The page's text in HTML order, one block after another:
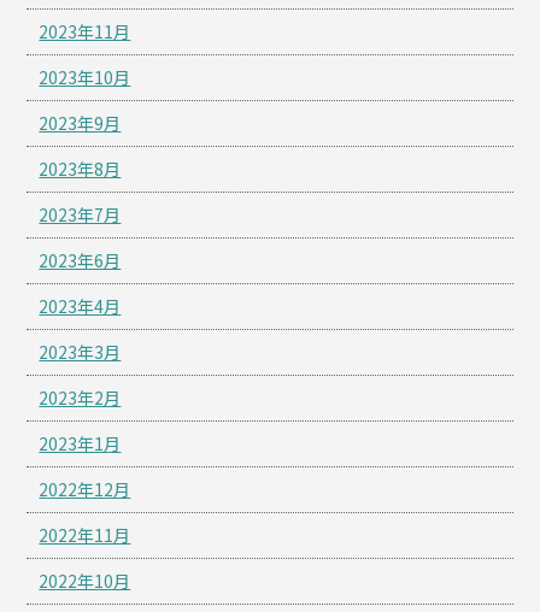
2023年11月
2023年10月
2023年9月
2023年8月
2023年7月
2023年6月
2023年4月
2023年3月
2023年2月
2023年1月
2022年12月
2022年11月
2022年10月